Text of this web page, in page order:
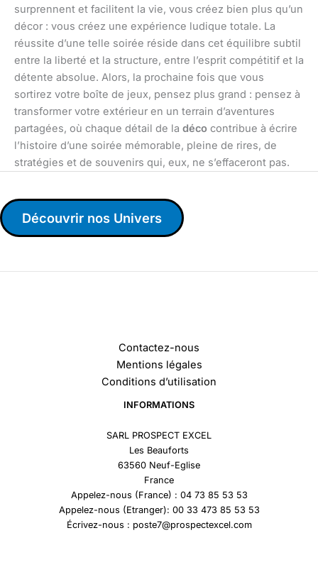
surprennent et facilitent la vie, vous créez bien plus qu’un
décor : vous créez une expérience ludique totale. La
réussite d’une telle soirée réside dans cet équilibre subtil
entre la liberté et la structure, entre l’esprit compétitif et la
détente absolue. Alors, la prochaine fois que vous
sortirez votre boîte de jeux, pensez plus grand : pensez à
transformer votre extérieur en un terrain d’aventures
partagées, où chaque détail de la déco contribue à écrire
l’histoire d’une soirée mémorable, pleine de rires, de
stratégies et de souvenirs qui, eux, ne s’effaceront pas.
Découvrir nos Univers
Contactez-nous
Mentions légales
Conditions d’utilisation
INFORMATIONS
SARL PROSPECT EXCEL
Les Beauforts
63560 Neuf-Eglise
France
Appelez-nous (France) : 04 73 85 53 53
Appelez-nous (Etranger): 00 33 473 85 53 53
Écrivez-nous : poste7@prospectexcel.com